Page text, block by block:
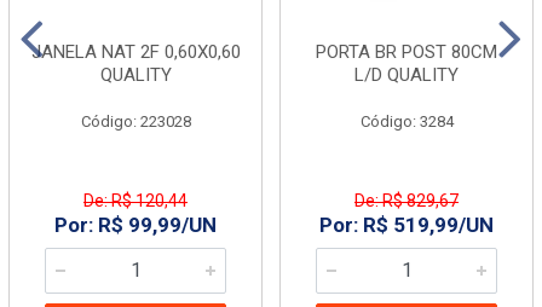
JANELA NAT 2F 0,60X0,60
QUALITY
Código: 223028
De: R$ 120,44
Por: R$ 99,99/UN
PORTA BR POST 80CM
L/D QUALITY
Código: 3284
De: R$ 829,67
Por: R$ 519,99/UN